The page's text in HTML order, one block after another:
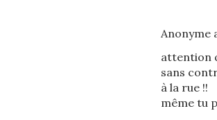
Anonyme
attention
sans
à la rue !!
même tu